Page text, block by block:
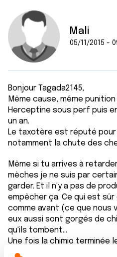
Mali
05/11/2015 -
Bonjour Tagada2145,
Même cause, même
Herceptine sous perf puis
un an.
Le taxotère est réputé
notamment la chute des
Même si tu arrives à
mèches je ne suis par
garder. Et il n'y a pas de
empêcher ça. Ce qui est
comme avant (ce que nous
eux aussi sont gorgés de
qu'ils tombent...
Une fois la chimio terminée
encore gorgés et avec les